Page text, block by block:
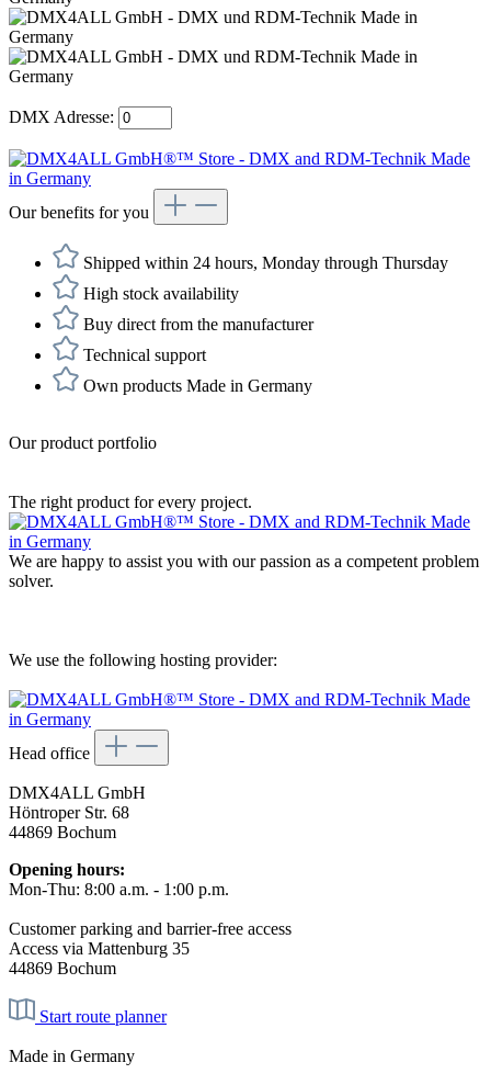
DMX Adresse:
Our benefits for you
Shipped within 24 hours, Monday through Thursday
High stock availability
Buy direct from the manufacturer
Technical support
Own products Made in Germany
Our product portfolio
The right product for every project.
We are happy to assist you with our passion as a competent problem
solver.
We use the following hosting provider:
Head office
DMX4ALL GmbH
Höntroper Str. 68
44869 Bochum
Opening hours:
Mon-Thu: 8:00 a.m. - 1:00 p.m.
Customer parking and barrier-free access
Access via Mattenburg 35
44869 Bochum
Start route planner
Made in Germany